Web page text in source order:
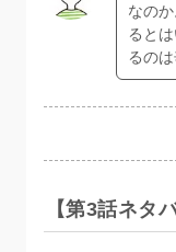
なの
ると
るのは
【第3話ネタ